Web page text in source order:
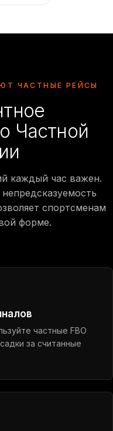
ЧАСТНЫЕ РЕЙСЫ
Частной
каждый час важен.
спортсменам
форме.
частные FBO
за считанные